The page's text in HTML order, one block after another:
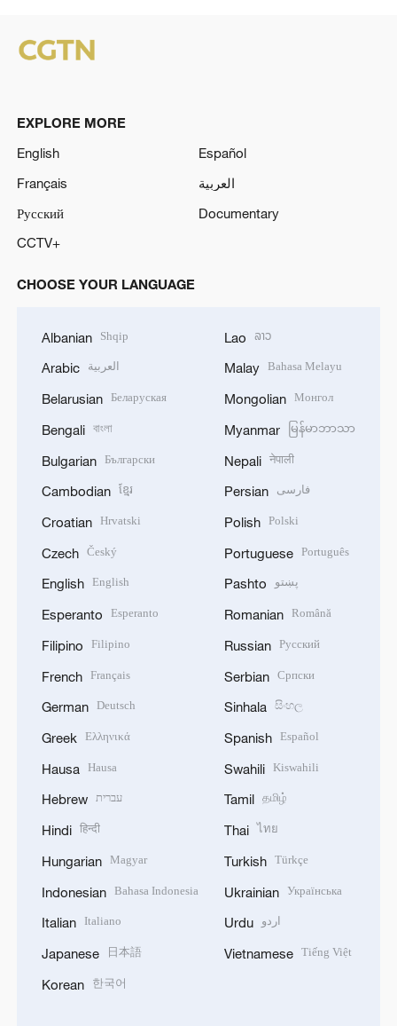
EXPLORE MORE
English
Español
Français
العربية
Русский
Documentary
CCTV+
CHOOSE YOUR LANGUAGE
Albanian Shqip
Arabic العربية
Belarusian Беларуская
Bengali বাংলা
Bulgarian Български
Cambodian ខ្មែរ
Croatian Hrvatski
Czech Český
English English
Esperanto Esperanto
Filipino Filipino
French Français
German Deutsch
Greek Ελληνικά
Hausa Hausa
Hebrew עברית
Hindi हिन्दी
Hungarian Magyar
Indonesian Bahasa Indonesia
Italian Italiano
Japanese 日本語
Korean 한국어
Lao ລາວ
Malay Bahasa Melayu
Mongolian Монгол
Myanmar မြန်မာဘာသာ
Nepali नेपाली
Persian فارسی
Polish Polski
Portuguese Português
Pashto پښتو
Romanian Română
Russian Русский
Serbian Српски
Sinhala සිංහල
Spanish Español
Swahili Kiswahili
Tamil தமிழ்
Thai ไทย
Turkish Türkçe
Ukrainian Українська
Urdu اردو
Vietnamese Tiếng Việt